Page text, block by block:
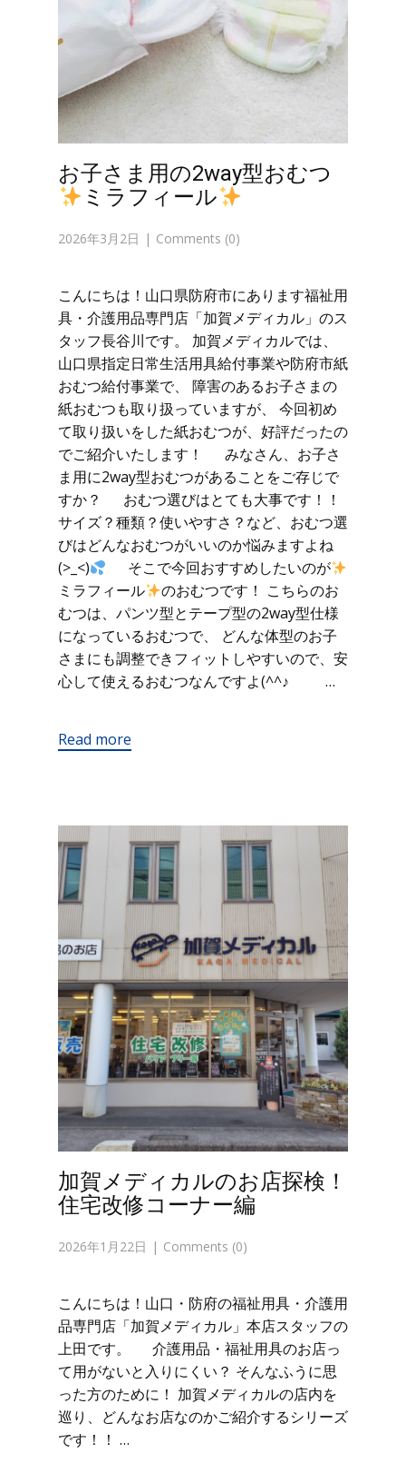
お子さま用の2way型おむつ
ミラフィール
2026年3月2日 Comments (0)
こんにちは！山口県防府市にあります福祉用
具・介護用品専門店「加賀メディカル」のス
タッフ長谷川です。 加賀メディカルでは、
山口県指定日常生活用具給付事業や防府市紙
おむつ給付事業で、 障害のあるお子さまの
紙おむつも取り扱っていますが、 今回初め
て取り扱いをした紙おむつが、好評だったの
でご紹介いたします！ みなさん、お子さ
ま用に2way型おむつがあることをご存じで
すか？ おむつ選びはとても大事です！！
サイズ？種類？使いやすさ？など、おむつ選
びはどんなおむつがいいのか悩みますよね
(>_<)
そこで今回おすすめしたいのが
ミラフィール
のおむつです！ こちらのお
むつは、パンツ型とテープ型の2way型仕様
になっているおむつで、 どんな体型のお子
さまにも調整できフィットしやすいので、安
心して使えるおむつなんですよ(^^♪ …
Read more
加賀メディカルのお店探検！
住宅改修コーナー編
2026年1月22日 Comments (0)
こんにちは！山口・防府の福祉用具・介護用
品専門店「加賀メディカル」本店スタッフの
上田です。 介護用品・福祉用具のお店っ
て用がないと入りにくい？ そんなふうに思
った方のために！ 加賀メディカルの店内を
巡り、どんなお店なのかご紹介するシリーズ
です！！ …